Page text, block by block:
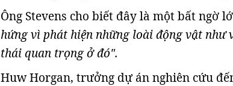
Ông Stevens cho biết đây là một bất ngờ
hứng vì phát hiện những loài động vật như
thái quan trọng ở đó".
Huw Horgan, trưởng dự án nghiên cứu